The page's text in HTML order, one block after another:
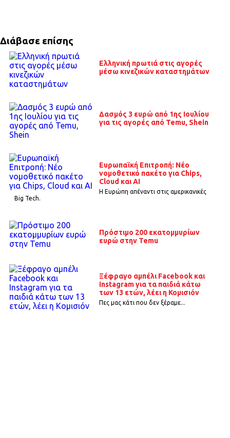
Διάβασε επίσης
Ελληνική πρωτιά στις αγορές
μέσω κινεζικών καταστημάτων
Δασμός 3 ευρώ από 1ης Ιουλίου
για τις αγορές από Temu, Shein
Ευρωπαϊκή Επιτροπή: Νέο
νομοθετικό πακέτο για Chips,
Cloud και AI
H Ευρώπη απέναντι στις αμερικανικές
Big Tech.
Πρόστιμο 200 εκατομμυρίων
ευρώ στην Temu
Ξέφραγο αμπέλι Facebook και
Instagram για τα παιδιά κάτω
των 13 ετών, λέει η Κομισιόν
Πες μας κάτι που δεν ξέραμε...